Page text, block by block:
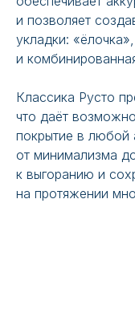
и позволяет
укладки:
и
Классика Русто
что даёт
покрытие в любой
от минимализма
к выгоранию и
на протяжении